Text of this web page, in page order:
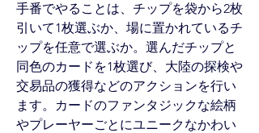
手番でやることは、チップを袋から2枚
引いて1枚選ぶか、場に置かれているチ
ップを任意で選ぶか。選んだチップと
同色のカードを1枚選び、大陸の探検や
交易品の獲得などのアクションを行い
ます。カードのファンタジックな絵柄
やプレーヤーごとにユニークなかわい